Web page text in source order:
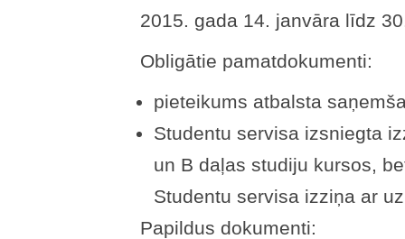
2015. gada 14. janvāra līdz
Obligātie pamatdokumenti:
pieteikums atbalsta
Studentu servisa izsniegta
un B daļas studiju kursos,
Studentu servisa izziņa ar
Papildus dokumenti: